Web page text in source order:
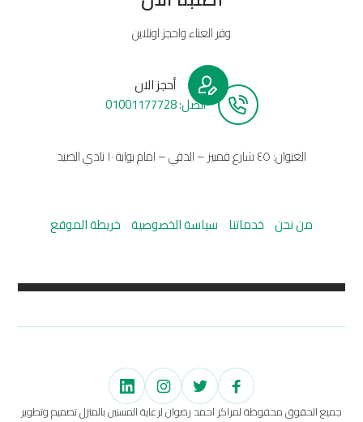
وفر العناء واحجز اونلاين
أحجز الان
أتصل: 01001177728
العنوان: ٤٥ شارع قمبيز – الدقي – امام بوابة ١٠ نادي الصيد
من نحن خدماتنا سياسة الخصوصية خريطة الموقع
جميع الحقوق محفوظة لمراكز احمد رضوان لرعاية المسنين بالمنزل تصميم وتطوير